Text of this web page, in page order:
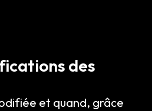
des
et quand, grâce